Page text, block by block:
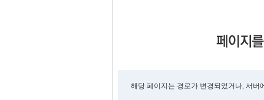
해당 페이지는 경로가 변경되었거나, 서